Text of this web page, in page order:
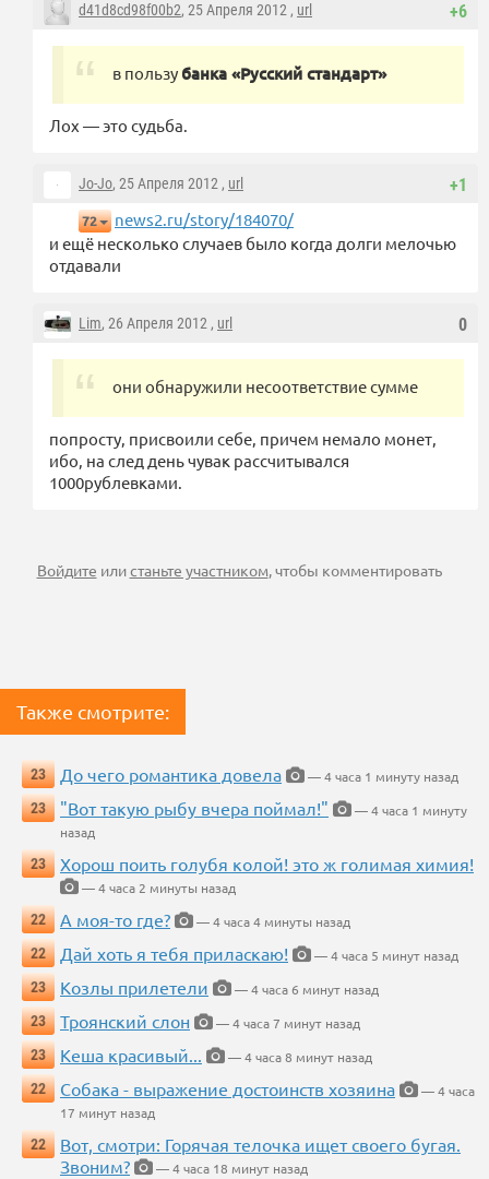
+6
d41d8cd98f00b2, 25 Апреля 2012 , url
в пользу банка «Русский стандарт»
Лох — это судьба.
+1
Jo-Jo, 25 Апреля 2012 , url
72
news2.ru/story/184070/
и ещё несколько случаев было когда долги мелочью
отдавали
0
Lim, 26 Апреля 2012 , url
они обнаружили несоответствие сумме
попросту, присвоили себе, причем немало монет,
ибо, на след день чувак рассчитывался
1000рублевками.
Войдите илистаньте участником, чтобы комментировать
Также смотрите:
23 До чего романтика довела
— 4 часа 1 минуту назад
23
"Вот такую рыбу вчера поймал!"
— 4 часа 1 минуту
назад
23
Хорош поить голубя колой! это ж голимая химия!
— 4 часа 2 минуты назад
22
А моя-то где?
— 4 часа 4 минуты назад
22
Дай хоть я тебя приласкаю!
— 4 часа 5 минут назад
23
Козлы прилетели
— 4 часа 6 минут назад
23
Троянский слон
— 4 часа 7 минут назад
23
Кеша красивый...
— 4 часа 8 минут назад
22
Собака - выражение достоинств хозяина
— 4 часа
17 минут назад
22
Вот, смотри: Горячая телочка ищет своего бугая.
Звоним?
— 4 часа 18 минут назад